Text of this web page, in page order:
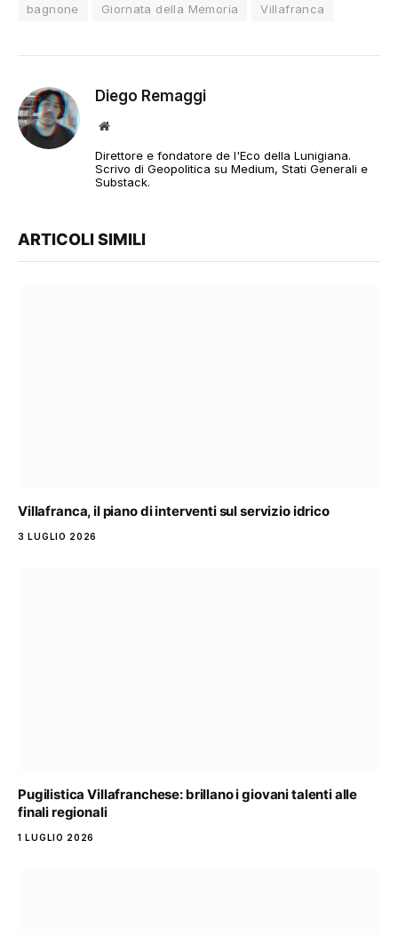
bagnone Giornata della Memoria Villafranca
Diego Remaggi
Sito
Direttore e fondatore de l'Eco della Lunigiana.
Scrivo di Geopolitica su Medium, Stati Generali e
Substack.
ARTICOLI SIMILI
Villafranca, il piano di interventi sul servizio idrico
3 LUGLIO 2026
Pugilistica Villafranchese: brillano i giovani talenti alle
finali regionali
1 LUGLIO 2026